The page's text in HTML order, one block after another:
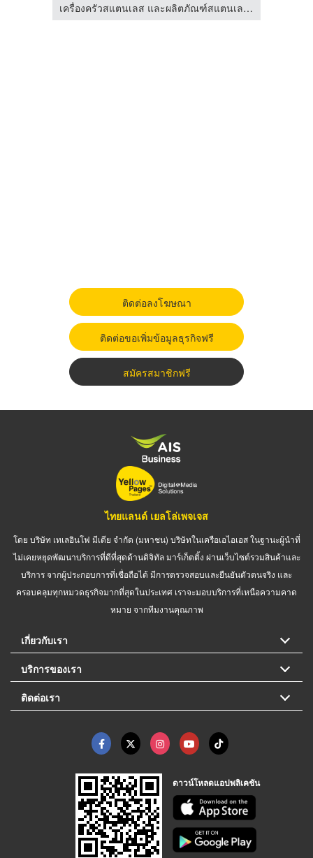
เครื่องครัวสแตนเลส และผลิตภัณฑ์สแตนเลส เชียงใหม่
ติดต่อลงโฆษณา
ติดต่อขอเพิ่มข้อมูลธุรกิจฟรี
สมัครสมาชิกฟรี
ไทยแลนด์ เยลโล่เพจเจส
โดย บริษัท เทเลอินโฟ มีเดีย จำกัด (มหาชน) บริษัทในเครือเอไอเอส ในฐานะผู้นำที่
ไม่เคยหยุดพัฒนาบริการที่ดีที่สุดด้านดิจิทัล มาร์เก็ตติ้ง ผ่านเว็บไซต์รวมสินค้าและ
บริการ จากผู้ประกอบการที่เชื่อถือได้ มีการตรวจสอบและยืนยันตัวตนจริง และ
ครอบคลุมทุกหมวดธุรกิจมากที่สุดในประเทศ เราจะมอบบริการที่เหนือความคาด
หมาย จากทีมงานคุณภาพ
เกี่ยวกับเรา
บริการของเรา
ติดต่อเรา
ดาวน์โหลดแอปพลิเคชัน